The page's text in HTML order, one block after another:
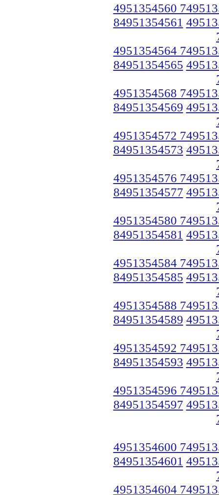
4951354560
84951354561
4951354564
84951354565
4951354568
84951354569
4951354572
84951354573
4951354576
84951354577
4951354580
84951354581
4951354584
84951354585
4951354588
84951354589
4951354592
84951354593
4951354596
84951354597
4951354600
84951354601
4951354604